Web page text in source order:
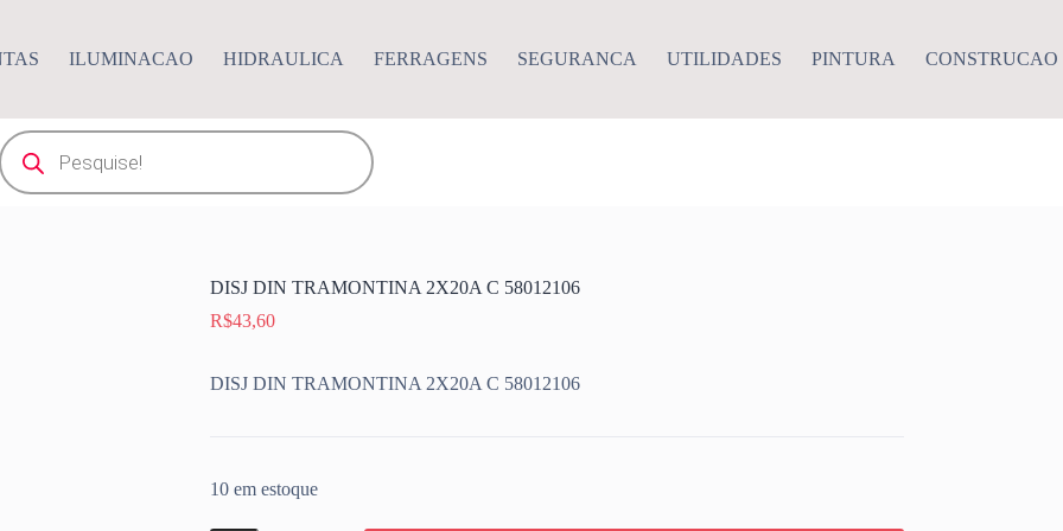
ILUMINACAO HIDRAULICA FERRAGENS SEGURANCA UTILIDADES PINTURA CONSTRUCAO
Pesquisar
produtos
DISJ DIN TRAMONTINA 2X20A C 58012106
R$43,60
DISJ DIN TRAMONTINA 2X20A C 58012106
10 em estoque